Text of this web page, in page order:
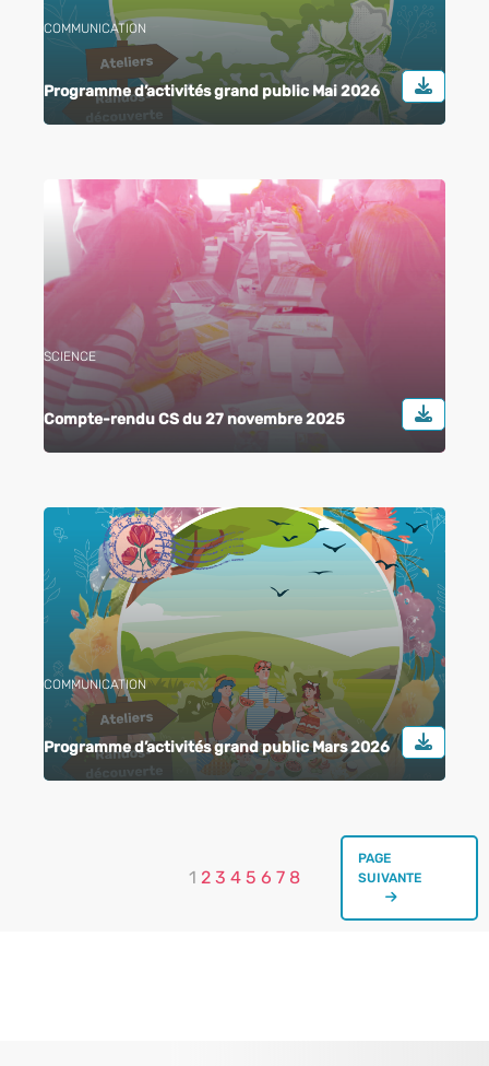
COMMUNICATION
Programme d’activités grand public Mai 2026
SCIENCE
Compte-rendu CS du 27 novembre 2025
COMMUNICATION
Programme d’activités grand public Mars 2026
1 2 3 4 5 6 7 8
PAGE
SUIVANTE